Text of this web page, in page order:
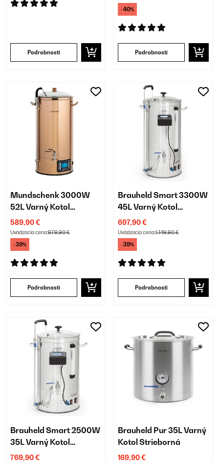
Podrobnosti
-40%
Podrobnosti
Mundschenk 3000W
52L Varný Kotol
Medená
589,90 €
Uvádzacia cena:979,90 €
-39%
Podrobnosti
Brauheld Smart 3300W
45L Varný Kotol
Strieborná
697,90 €
Uvádzacia cena:1.149,90 €
-39%
Podrobnosti
Brauheld Smart 2500W
35L Varný Kotol
Strieborná
769,90 €
Brauheld Pur 35L Varný
Kotol Strieborná
169,90 €